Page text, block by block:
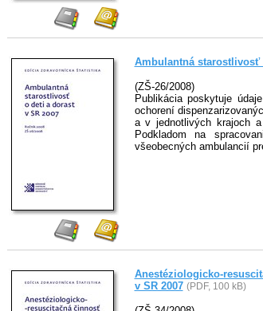
Ambulantná starostlivosť
(ZŠ-26/2008)
Publikácia poskytuje
ochorení
a v jednotlivých krajoch
Podkladom na
všeobecných ambulancií
Anestéziologicko-
v SR 2007 (PDF, 100 kB)